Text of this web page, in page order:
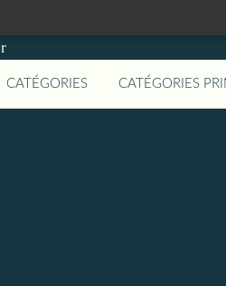
CATÉGORIES CATÉGORIES